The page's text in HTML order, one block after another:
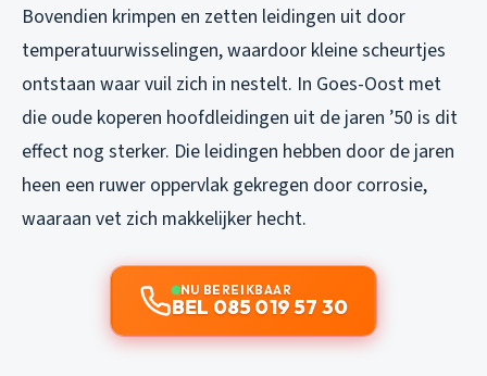
Bovendien krimpen en zetten leidingen uit door
temperatuurwisselingen, waardoor kleine scheurtjes
ontstaan waar vuil zich in nestelt. In Goes-Oost met
die oude koperen hoofdleidingen uit de jaren ’50 is dit
effect nog sterker. Die leidingen hebben door de jaren
heen een ruwer oppervlak gekregen door corrosie,
waaraan vet zich makkelijker hecht.
NU BEREIKBAAR
BEL 085 019 57 30